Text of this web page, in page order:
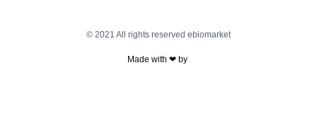
© 2021 All rights reserved ebiomarket
Made with ❤ by